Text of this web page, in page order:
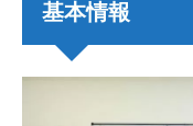
基本情報